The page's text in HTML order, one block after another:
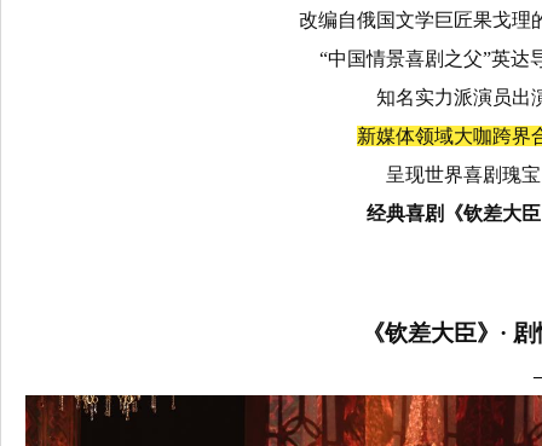
改编自俄国文学巨匠果戈理
“中国情景喜剧之父”英达
知名实力派演员出
新媒体领域大咖跨界
呈现世界喜剧瑰宝
经典喜剧《钦差大
《钦差大臣》·